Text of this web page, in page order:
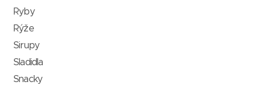
Ryby
Rýže
Sirupy
Sladidla
Snacky